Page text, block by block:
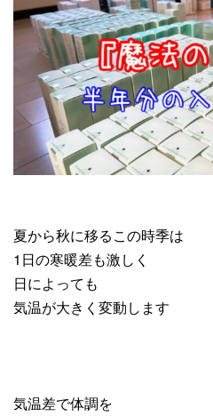
夏から秋に移るこの時季は
1日の寒暖差も激しく
日によっても
気温が大きく変動します
気温差で体調を